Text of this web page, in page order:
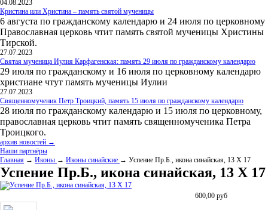
04.08.2023
Кристина или Христина – память святой мученицы
6 августа по гражданскому календарю и 24 июля по церковному
Православная церковь чтит память святой мученицы Христины
Тирской.
27.07.2023
Святая мученица Иулия Карфагенская: память 29 июля по гражданскому календарю
29 июля по гражданскому и 16 июля по церковному календарю
христиане чтут память мученицы Иулии
27.07.2023
Священномученик Петр Троицкий, память 15 июля по гражданскому календарю
28 июля по гражданскому календарю и 15 июля по церковному,
православная церковь чтит память священномученика Петра
Троицкого.
архив новостей →
Наши партнёры
Главная → Иконы → Иконы синайские → Успение Пр.Б., икона синайская, 13 Х 17
Успение Пр.Б., икона синайская, 13 Х 17
600,00 руб